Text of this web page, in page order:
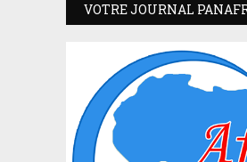
VOTRE JOURNAL